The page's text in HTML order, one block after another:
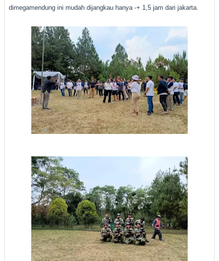
dimegamendung ini mudah dijangkau hanya -+ 1,5 jam dari jakarta.